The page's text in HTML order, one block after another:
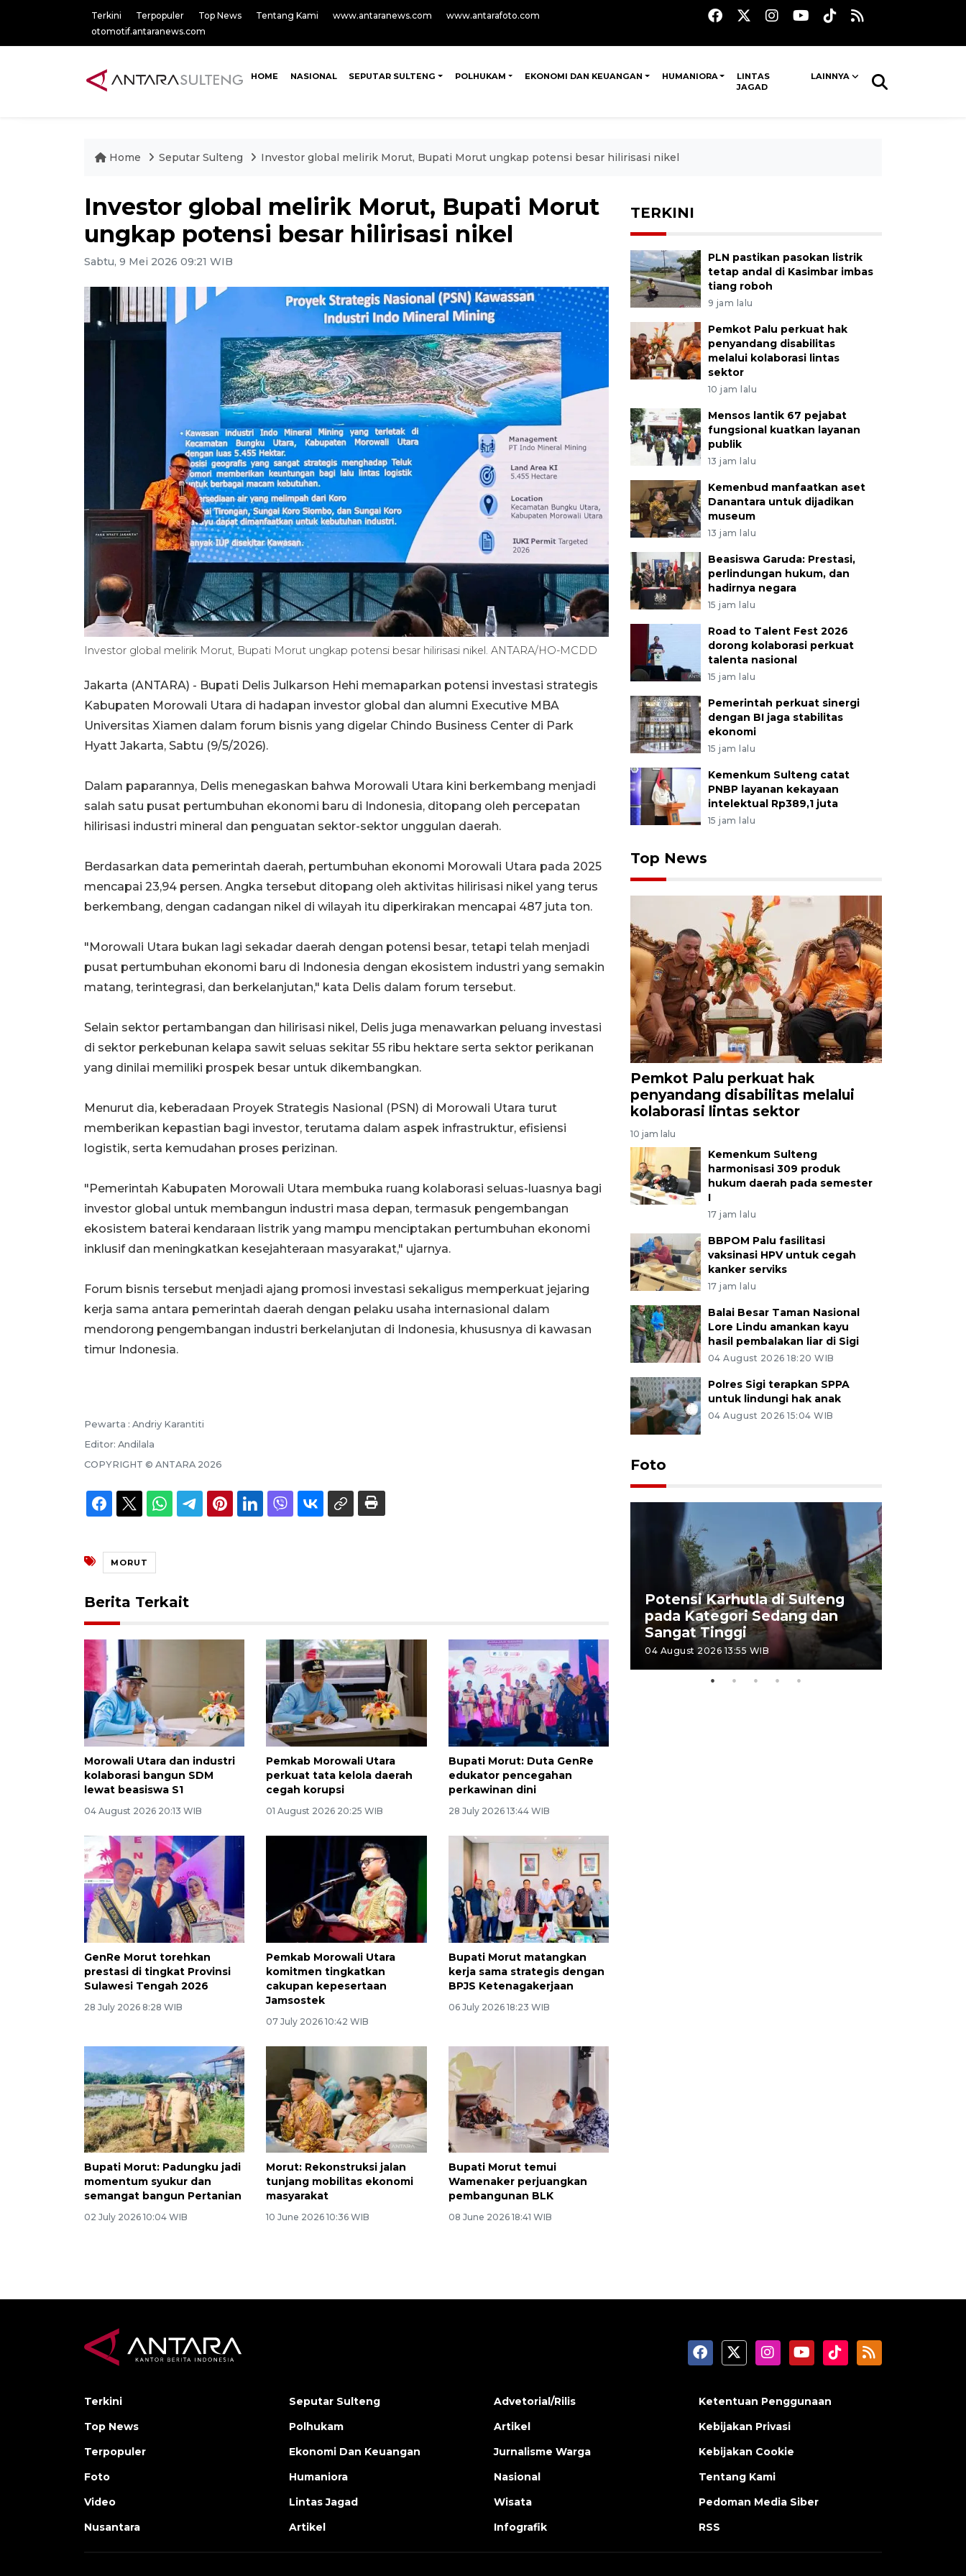
Terkini Terpopuler Top News Tentang Kami www.antaranews.com
www.antarafoto.com
otomotif.antaranews.com
HOME NASIONAL SEPUTAR SULTENG POLHUKAM EKONOMI DAN KEUANGAN HUMANIORA
LINTAS
JAGAD
LAINNYA
Home Seputar Sulteng Investor global melirik Morut, Bupati Morut ungkap potensi besar hilirisasi nikel
Investor global melirik Morut, Bupati Morut
ungkap potensi besar hilirisasi nikel
Sabtu, 9 Mei 2026 09:21 WIB
Investor global melirik Morut, Bupati Morut ungkap potensi besar hilirisasi nikel. ANTARA/HO-MCDD
Jakarta (ANTARA) - Bupati Delis Julkarson Hehi memaparkan potensi investasi strategis
Kabupaten Morowali Utara di hadapan investor global dan alumni Executive MBA
Universitas Xiamen dalam forum bisnis yang digelar Chindo Business Center di Park
Hyatt Jakarta, Sabtu (9/5/2026).
Dalam paparannya, Delis menegaskan bahwa Morowali Utara kini berkembang menjadi
salah satu pusat pertumbuhan ekonomi baru di Indonesia, ditopang oleh percepatan
hilirisasi industri mineral dan penguatan sektor-sektor unggulan daerah.
Berdasarkan data pemerintah daerah, pertumbuhan ekonomi Morowali Utara pada 2025
mencapai 23,94 persen. Angka tersebut ditopang oleh aktivitas hilirisasi nikel yang terus
berkembang, dengan cadangan nikel di wilayah itu diperkirakan mencapai 487 juta ton.
"Morowali Utara bukan lagi sekadar daerah dengan potensi besar, tetapi telah menjadi
pusat pertumbuhan ekonomi baru di Indonesia dengan ekosistem industri yang semakin
matang, terintegrasi, dan berkelanjutan," kata Delis dalam forum tersebut.
Selain sektor pertambangan dan hilirisasi nikel, Delis juga menawarkan peluang investasi
di sektor perkebunan kelapa sawit seluas sekitar 55 ribu hektare serta sektor perikanan
yang dinilai memiliki prospek besar untuk dikembangkan.
Menurut dia, keberadaan Proyek Strategis Nasional (PSN) di Morowali Utara turut
memberikan kepastian bagi investor, terutama dalam aspek infrastruktur, efisiensi
logistik, serta kemudahan proses perizinan.
"Pemerintah Kabupaten Morowali Utara membuka ruang kolaborasi seluas-luasnya bagi
investor global untuk membangun industri masa depan, termasuk pengembangan
ekosistem baterai kendaraan listrik yang mampu menciptakan pertumbuhan ekonomi
inklusif dan meningkatkan kesejahteraan masyarakat," ujarnya.
Forum bisnis tersebut menjadi ajang promosi investasi sekaligus memperkuat jejaring
kerja sama antara pemerintah daerah dengan pelaku usaha internasional dalam
mendorong pengembangan industri berkelanjutan di Indonesia, khususnya di kawasan
timur Indonesia.
Pewarta : Andriy Karantiti
Editor: Andilala
COPYRIGHT © ANTARA 2026
MORUT
Berita Terkait
Morowali Utara dan industri
kolaborasi bangun SDM
lewat beasiswa S1
04 August 2026 20:13 WIB
Pemkab Morowali Utara
perkuat tata kelola daerah
cegah korupsi
01 August 2026 20:25 WIB
Bupati Morut: Duta GenRe
edukator pencegahan
perkawinan dini
28 July 2026 13:44 WIB
GenRe Morut torehkan
prestasi di tingkat Provinsi
Sulawesi Tengah 2026
28 July 2026 8:28 WIB
Pemkab Morowali Utara
komitmen tingkatkan
cakupan kepesertaan
Jamsostek
07 July 2026 10:42 WIB
Bupati Morut matangkan
kerja sama strategis dengan
BPJS Ketenagakerjaan
06 July 2026 18:23 WIB
Bupati Morut: Padungku jadi
momentum syukur dan
semangat bangun Pertanian
02 July 2026 10:04 WIB
Morut: Rekonstruksi jalan
tunjang mobilitas ekonomi
masyarakat
10 June 2026 10:36 WIB
Bupati Morut temui
Wamenaker perjuangkan
pembangunan BLK
08 June 2026 18:41 WIB
TERKINI
PLN pastikan pasokan listrik
tetap andal di Kasimbar imbas
tiang roboh
9 jam lalu
Pemkot Palu perkuat hak
penyandang disabilitas
melalui kolaborasi lintas
sektor
10 jam lalu
Mensos lantik 67 pejabat
fungsional kuatkan layanan
publik
13 jam lalu
Kemenbud manfaatkan aset
Danantara untuk dijadikan
museum
13 jam lalu
Beasiswa Garuda: Prestasi,
perlindungan hukum, dan
hadirnya negara
15 jam lalu
Road to Talent Fest 2026
dorong kolaborasi perkuat
talenta nasional
15 jam lalu
Pemerintah perkuat sinergi
dengan BI jaga stabilitas
ekonomi
15 jam lalu
Kemenkum Sulteng catat
PNBP layanan kekayaan
intelektual Rp389,1 juta
15 jam lalu
Top News
Pemkot Palu perkuat hak
penyandang disabilitas melalui
kolaborasi lintas sektor
10 jam lalu
Kemenkum Sulteng
harmonisasi 309 produk
hukum daerah pada semester
I
17 jam lalu
BBPOM Palu fasilitasi
vaksinasi HPV untuk cegah
kanker serviks
17 jam lalu
Balai Besar Taman Nasional
Lore Lindu amankan kayu
hasil pembalakan liar di Sigi
04 August 2026 18:20 WIB
Polres Sigi terapkan SPPA
untuk lindungi hak anak
04 August 2026 15:04 WIB
Foto
15 July 2026 14:08 WIB
Potensi Karhutla di Sulteng
pada Kategori Sedang dan
Sangat Tinggi
04 August 2026 13:55 WIB
Terkini
Top News
Terpopuler
Foto
Video
Nusantara
Seputar Sulteng
Polhukam
Ekonomi Dan Keuangan
Humaniora
Lintas Jagad
Artikel
Advetorial/Rilis
Artikel
Jurnalisme Warga
Nasional
Wisata
Infografik
Ketentuan Penggunaan
Kebijakan Privasi
Kebijakan Cookie
Tentang Kami
Pedoman Media Siber
RSS